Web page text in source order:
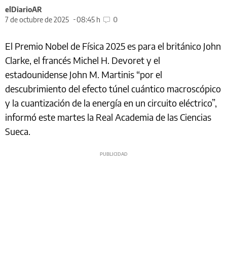
elDiarioAR
7 de octubre de 2025
08:45 h 0
El Premio Nobel de Física 2025 es para el británico John
Clarke, el francés Michel H. Devoret y el
estadounidense John M. Martinis “por el
descubrimiento del efecto túnel cuántico macroscópico
y la cuantización de la energía en un circuito eléctrico”,
informó este martes la Real Academia de las Ciencias
Sueca.